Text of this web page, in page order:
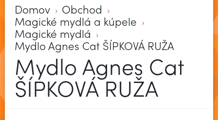
Domov Obchod
Magické mydlá a kúpele
Magické mydlá
Mydlo Agnes Cat ŠÍPKOVÁ RUŽA
Mydlo Agnes Cat
ŠÍPKOVÁ RUŽA